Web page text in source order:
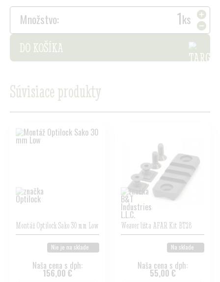
Množstvo:
ks
DO KOŠÍKA
Súvisiace produkty
Montáž Optilock Sako 30 mm Low
Nie je na sklade
Naša cena s dph:
156,00 €
Weaver lišta AFAR Kit BT28
Na sklade
Naša cena s dph:
55,00 €